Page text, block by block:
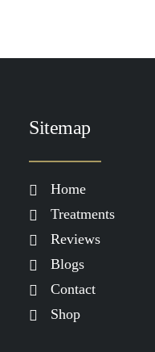
Sitemap
Home
Treatments
Reviews
Blogs
Contact
Shop